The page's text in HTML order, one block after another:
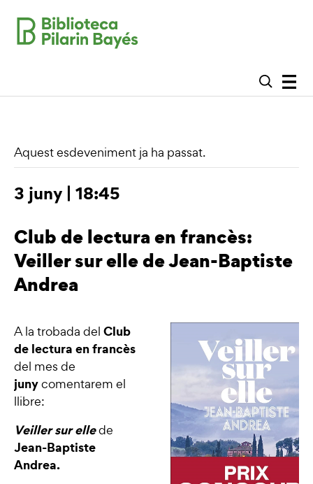
Aquest esdeveniment ja ha passat.
3 juny | 18:45
Club de lectura en francès:
Veiller sur elle de Jean-Baptiste
Andrea
A la trobada del Club
de lectura en francès
del mes de
junycomentarem el
llibre:
Veiller sur ellede
Jean-Baptiste
Andrea.